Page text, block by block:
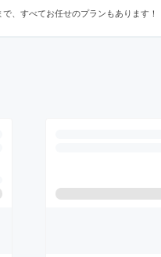
、すべてお任せのプランもあります！